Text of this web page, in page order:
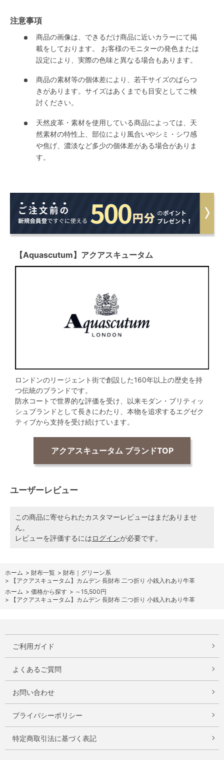
注意事項
商品の画像は、できるだけ商品に近いカラーにて掲
載をしております。 お客様のモニターの発色または
設定により、実際の色味と異なる場合もあります。
商品の素材等の個体差により、若干サイズのばらつ
きがあります。サイズはあくまでも目安としてご検
討ください。
天然皮革・素材を使用している商品によっては、天
然素材の特性上、部位により風合いやシミ・シワ感
や焦げ、濃淡など多少の個体差がある場合がありま
す。
【Aquascutum】アクアスキュータム
ロンドンのリージェント街で創設した160年以上の歴史を持
つ伝統のブランドです。
防水コートで世界的な評価を受け、以来モダン・ブリティッ
シュブランドとして長きにわたり、本物を追求するエグゼク
ティブから支持を受け続けています。
アクアスキュータム ブランドTOP
ユーザーレビュー
この商品に寄せられたカスタマーレビューはまだありませ
ん。
レビューを評価するにはログインが必要です。
ホーム > 財布一覧 > 財布｜グリーン系
>
【アクアスキュータム】カムデン 長財布 二つ折り 小銭入れあり牛革
ホーム > 価格から探す > ～15,500円
>
【アクアスキュータム】カムデン 長財布 二つ折り 小銭入れあり牛革
ご利用ガイド
よくあるご質問
お問い合わせ
プライバシーポリシー
特定商取引法に基づく表記